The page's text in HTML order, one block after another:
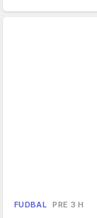
FUDBAL PRE 3 H